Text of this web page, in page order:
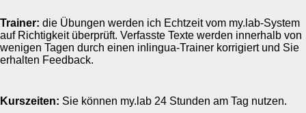
Trainer: die Übungen werden ich Echtzeit vom my.lab-System
auf Richtigkeit überprüft. Verfasste Texte werden innerhalb von
wenigen Tagen durch einen inlingua-Trainer korrigiert und Sie
erhalten Feedback.
Kurszeiten: Sie können my.lab 24 Stunden am Tag nutzen.